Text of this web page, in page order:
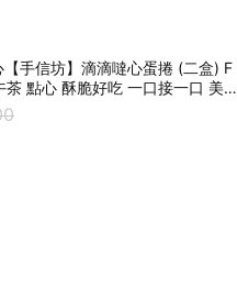
手信坊】滴滴噠心蛋捲 (二盒) F
點心 酥脆好吃 一口接一口 美味
禮推薦 甜蜜幸福